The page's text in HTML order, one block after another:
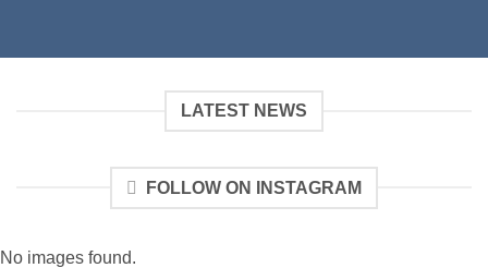
LATEST NEWS
FOLLOW ON INSTAGRAM
No images found.